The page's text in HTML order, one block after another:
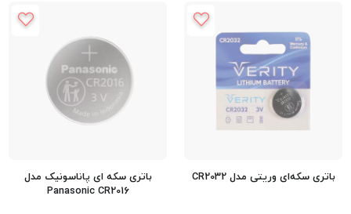
باتری سکه‌ای وریتی مدل CR2032
باتری سکه ای پاناسونیک مدل
Panasonic CR2016